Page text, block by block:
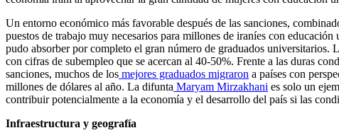
Un entorno económico más favorable después de las sanciones,
puestos de trabajo muy necesarios para millones de iraníes con
pudo absorber por completo el gran número de graduados universitarios.
con cifras de subempleo que se acercan al 40-50%. Frente a las duras
sanciones, muchos de los mejores graduados migraron a países con
millones de dólares al año. La difunta Maryam Mirzakhani es solo un
contribuir potencialmente a la economía y el desarrollo del país si las
Infraestructura y geografía